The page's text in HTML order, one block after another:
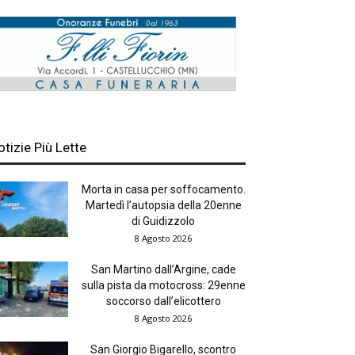
Più Lette
Morta in casa per soffocamento.
Martedì l’autopsia della 20enne
di Guidizzolo
8 Agosto 2026
San Martino dall’Argine, cade
sulla pista da motocross: 29enne
soccorso dall’elicottero
8 Agosto 2026
San Giorgio Bigarello, scontro